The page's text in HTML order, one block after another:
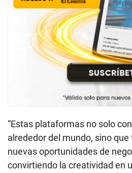
“Estas plataformas no solo
alrededor del mundo, sino
nuevas oportunidades de
convirtiendo la creatividad en